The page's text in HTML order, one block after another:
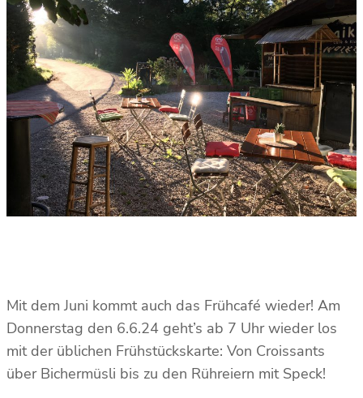
Mit dem Juni kommt auch das Frühcafé wieder! Am
Donnerstag den 6.6.24 geht’s ab 7 Uhr wieder los
mit der üblichen Frühstückskarte: Von Croissants
über Bichermüsli bis zu den Rühreiern mit Speck!